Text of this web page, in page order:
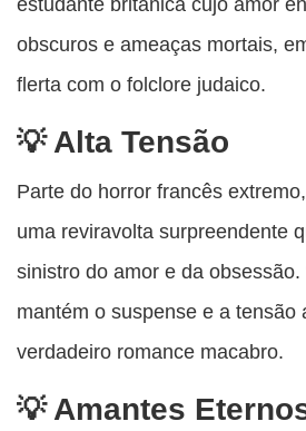
obscuros e ameaças mortais,
flerta com o folclore judaico.
Alta Tensão
Parte do horror francês
uma reviravolta surpreendente
sinistro do amor e da obsessão.
mantém o suspense e a tensão
verdadeiro romance macabro.
Amantes